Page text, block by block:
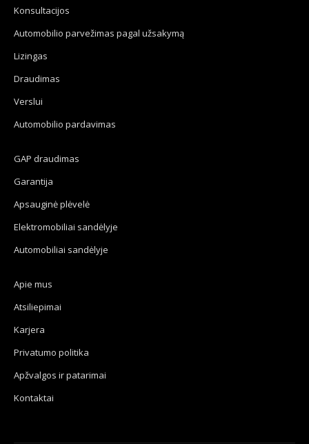
opens
in
new
opens
in
new
opens
in
in
Konsultacijos
Automobilio parvežimas pagal užsakymą
Lizingas
Draudimas
Verslui
Automobilio pardavimas
GAP draudimas
Garantija
Apsauginė plėvelė
Elektromobiliai sandėlyje
Automobiliai sandėlyje
Apie mus
Atsiliepimai
Karjera
Privatumo politika
Apžvalgos ir patarimai
Kontaktai